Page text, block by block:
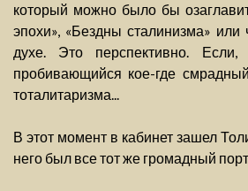
который можно было бы
эпохи», «Бездны сталинизма»
духе. Это перспективно. Если,
пробивающийся кое-где
тоталитаризма...
В этот момент в кабинет зашел
него был все тот же громадный